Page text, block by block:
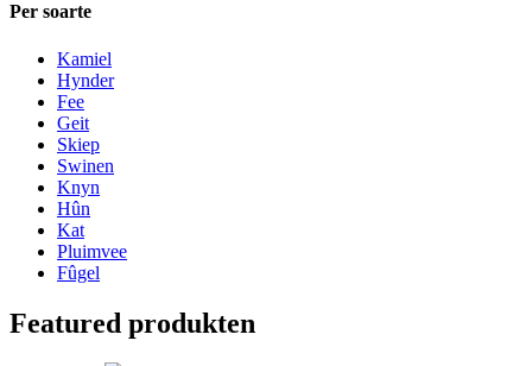
Per soarte
Kamiel
Hynder
Fee
Geit
Skiep
Swinen
Knyn
Hûn
Kat
Pluimvee
Fûgel
Featured produkten